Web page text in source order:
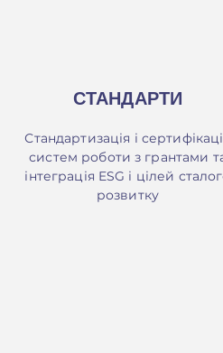
СТАНДАРТИ
Стандартизація і
систем роботи з грантами
інтеграція ESG і цілей
розвитку